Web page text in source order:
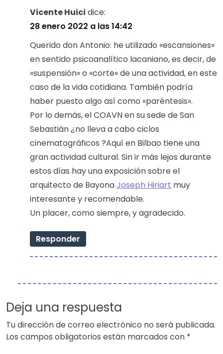
Vicente Huici dice:
28 enero 2022 a las 14:42
Querido don Antonio: he utilizado «escansiones»
en sentido psicoanalítico lacaniano, es decir, de
«suspensión» o «corte» de una actividad, en este
caso de la vida cotidiana. También podría
haber puesto algo así como «paréntesis».
Por lo demás, el COAVN en su sede de San
Sebastián ¿no lleva a cabo ciclos
cinematográficos ?Aquí en Bilbao tiene una
gran actividad cultural. Sin ir más lejos durante
estos días hay una exposición sobre el
arquitecto de BayonaJoseph Hiriart muy
interesante y recomendable.
Un placer, como siempre, y agradecido.
Responder
Deja una respuesta
Tu dirección de correo electrónico no será publicada.
Los campos obligatorios están marcados con *